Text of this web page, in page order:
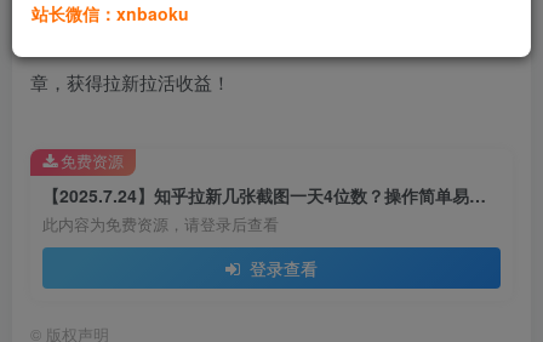
章，获得拉新拉活收益！
【2025.7.24】知乎拉新几张截图一天4位数？操作简单易上手，小白最佳变现玩法
此内容为免费资源，请登录后查看
登录查看
免费资源
© 版权声明
站长微信：xnbaoku